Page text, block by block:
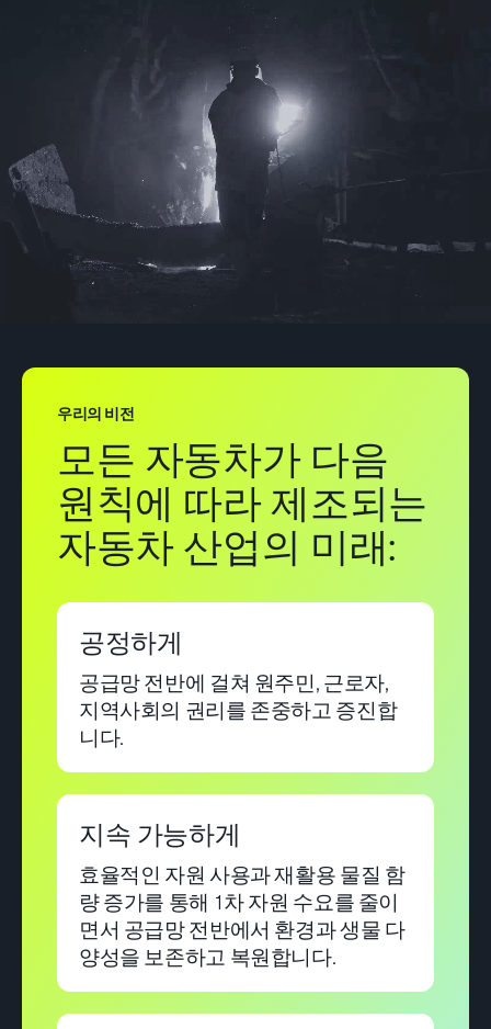
우리의 비전
모든 자동차가 다음
원칙에 따라 제조되는
자동차 산업의 미래:
공정하게
공급망 전반에 걸쳐 원주민, 근로자,
지역사회의 권리를 존중하고 증진합
니다.
지속 가능하게
효율적인 자원 사용과 재활용 물질 함
량 증가를 통해 1차 자원 수요를 줄이
면서 공급망 전반에서 환경과 생물 다
양성을 보존하고 복원합니다.